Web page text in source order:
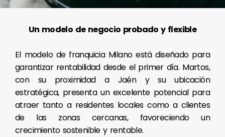
Un modelo de negocio probado y flexible
El modelo de franquicia Milano está diseñado para
garantizar rentabilidad desde el primer día. Martos,
con su proximidad a Jaén y su ubicación
estratégica, presenta un excelente potencial para
atraer tanto a residentes locales como a clientes
de las zonas cercanas, favoreciendo un
crecimiento sostenible y rentable.